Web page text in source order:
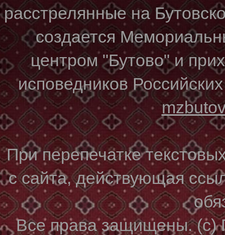
расстрелянные на
создается
центром "Бутово" и
исповедников
При перепечатке
с сайта, действующая
Все права защищены. (с)